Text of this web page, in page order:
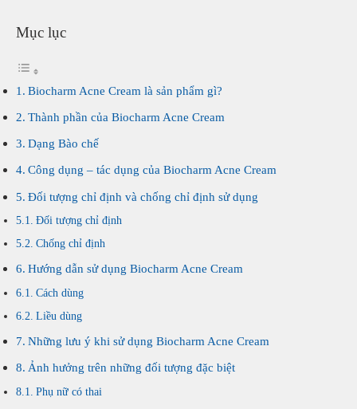
Mục lục
Biocharm Acne Cream là sản phẩm gì?
Thành phần của Biocharm Acne Cream
Dạng Bào chế
Công dụng – tác dụng của Biocharm Acne Cream
Đối tượng chỉ định và chống chỉ định sử dụng
Đối tượng chỉ định
Chống chỉ định
Hướng dẫn sử dụng Biocharm Acne Cream
Cách dùng
Liều dùng
Những lưu ý khi sử dụng Biocharm Acne Cream
Ảnh hưởng trên những đối tượng đặc biệt
Phụ nữ có thai